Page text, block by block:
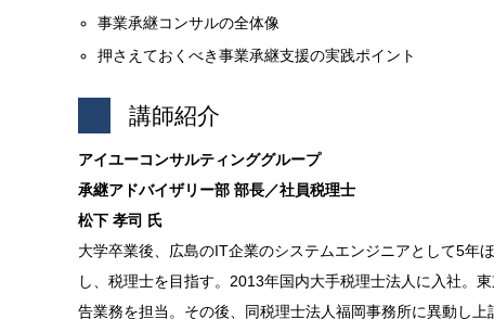
事業承継コンサルの全体像
押さえておくべき事業承継支援の実践ポイント
講師紹介
アイユーコンサルティンググループ
承継アドバイザリー部 部長／社員税理士
松下 孝司 氏
大学卒業後、広島のIT企業のシステムエンジニアとして5年
し、税理士を目指す。2013年国内大手税理士法人に入社。
告業務を担当。その後、同税理士法人福岡事務所に異動し